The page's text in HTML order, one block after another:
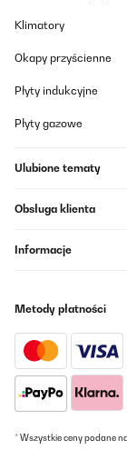
Klimatory
Okapy przyścienne
Płyty indukcyjne
Płyty gazowe
Ulubione tematy
Obsługa klienta
Informacje
Metody płatności
* Wszystkie ceny podane